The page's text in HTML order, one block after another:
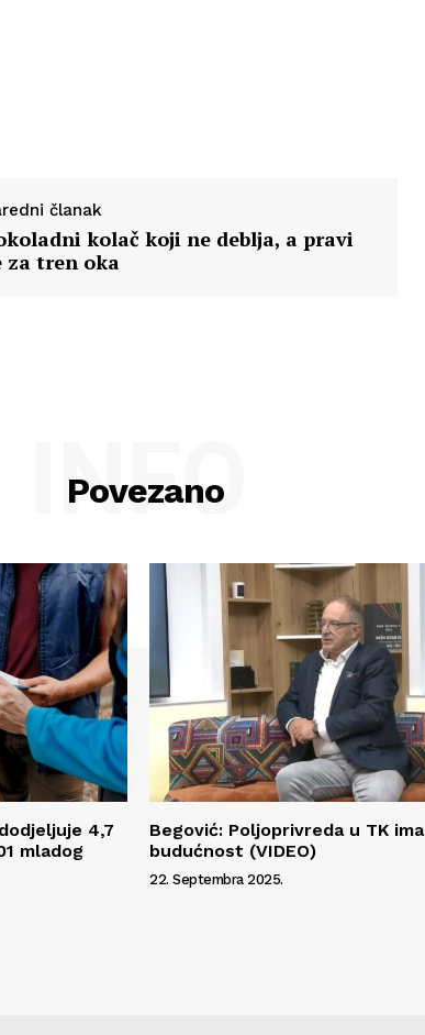
članak
kolač koji ne deblja, a pravi
za tren oka
Povezano
INFO
4,7
mladog
Begović: Poljoprivreda u TK ima
budućnost (VIDEO)
22. Septembra 2025.